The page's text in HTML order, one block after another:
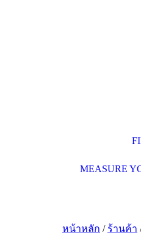
MEASURE
หน้าหลัก / ร้านค้า